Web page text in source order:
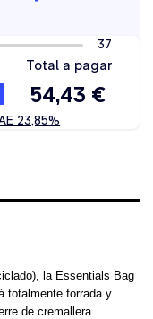
la Essentials Bag
totalmente forrada y
de cremallera